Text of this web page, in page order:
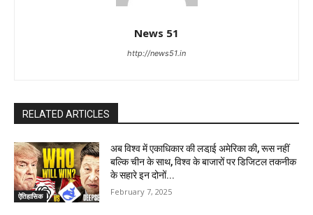
News 51
http://news51.in
RELATED ARTICLES
ऐतिहासिक
अब विश्व में एकाधिकार की लडा़ई अमेरिका की, रूस नहीं
बल्कि चीन के साथ, विश्व के बाजारों पर डिजिटल तकनीक
के सहारे इन दोनों...
February 7, 2025